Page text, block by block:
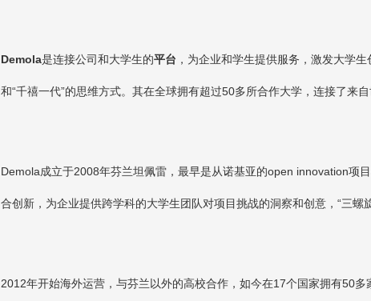
Demola是连接公司和大学生的平台 ，为企业和学生提供服务，激发大学
和“千禧一代”的思维方式。其在全球拥有超过50多所合作大学，连接了来
Demola成立于2008年芬兰坦佩雷，最早是从诺基亚的open innovation项
合创新，为企业提供跨学科的大学生团队对项目挑战的洞察和创意，“三螺
2012年开始海外运营，与芬兰以外的高校合作，如今在17个国家拥有50多